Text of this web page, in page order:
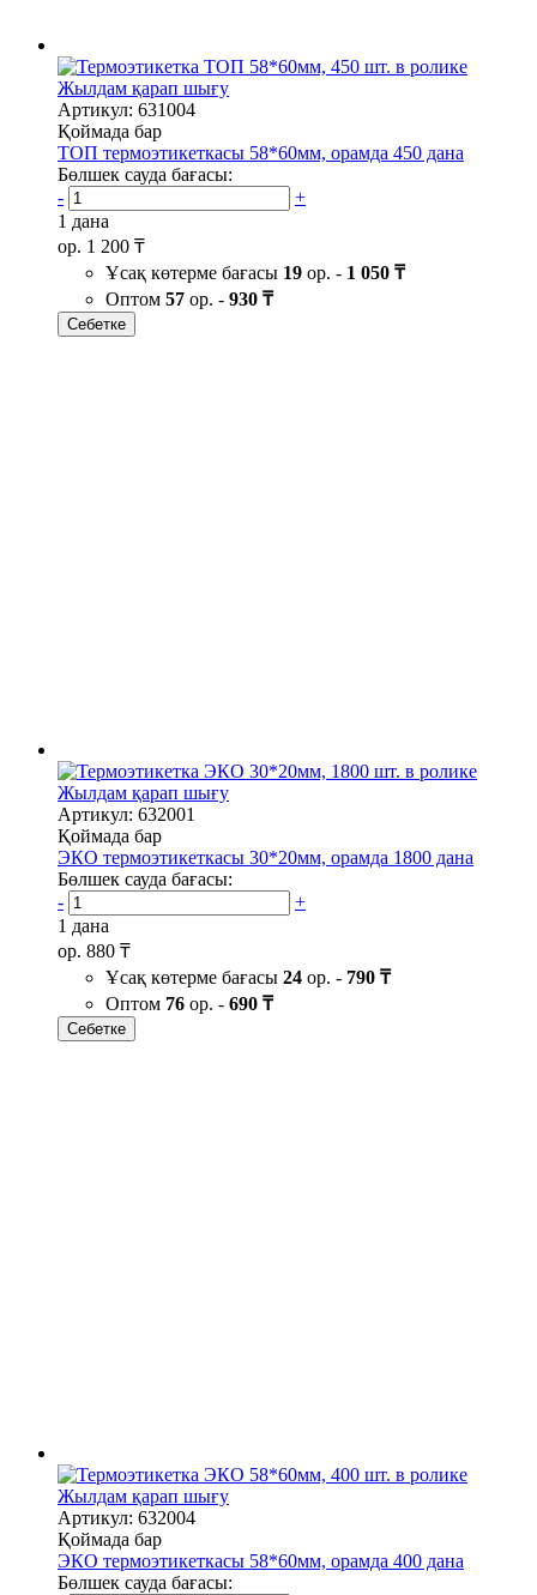
Жылдам қарап шығу
Артикул: 631004
Қоймада бар
ТОП термоэтикеткасы 58*60мм, орамда 450 дана
Бөлшек сауда бағасы:
-
+
1 дана
ор. 1 200 ₸
Ұсақ көтерме бағасы 19 ор. - 1 050 ₸
Оптом 57 ор. - 930 ₸
Себетке
Жылдам қарап шығу
Артикул: 632001
Қоймада бар
ЭКО термоэтикеткасы 30*20мм, орамда 1800 дана
Бөлшек сауда бағасы:
-
+
1 дана
ор. 880 ₸
Ұсақ көтерме бағасы 24 ор. - 790 ₸
Оптом 76 ор. - 690 ₸
Себетке
Жылдам қарап шығу
Артикул: 632004
Қоймада бар
ЭКО термоэтикеткасы 58*60мм, орамда 400 дана
Бөлшек сауда бағасы: